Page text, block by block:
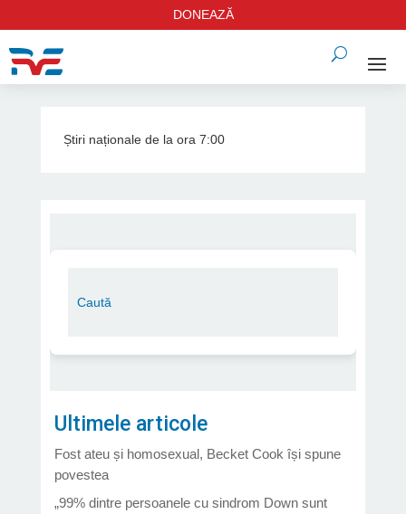
DONEAZĂ
Știri naționale de la ora 7:00
Ultimele articole
Fost ateu și homosexual, Becket Cook își spune
povestea
„99% dintre persoanele cu sindrom Down sunt